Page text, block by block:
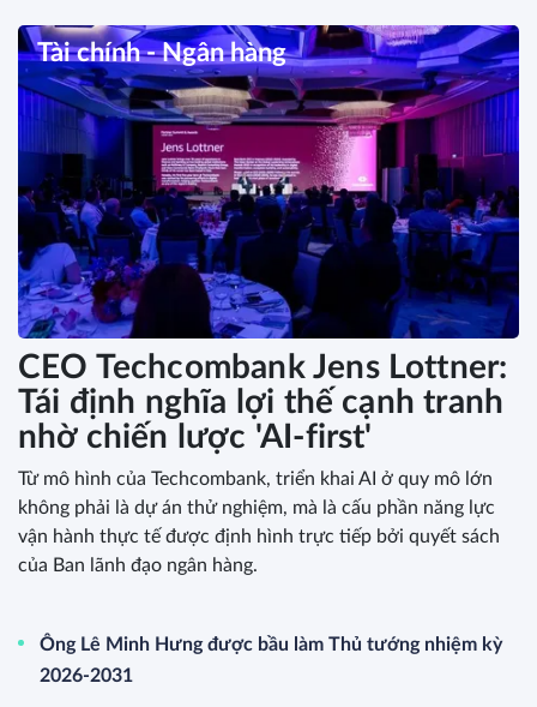
Tài chính - Ngân hàng
CEO Techcombank Jens Lottner:
Tái định nghĩa lợi thế cạnh tranh
nhờ chiến lược 'AI-first'
Từ mô hình của Techcombank, triển khai AI ở quy mô lớn
không phải là dự án thử nghiệm, mà là cấu phần năng lực
vận hành thực tế được định hình trực tiếp bởi quyết sách
của Ban lãnh đạo ngân hàng.
Ông Lê Minh Hưng được bầu làm Thủ tướng nhiệm kỳ
2026-2031